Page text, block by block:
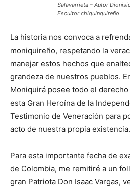
Salavarrieta – Autor
Escultor chiquinquireño
La historia nos convoca a
moniquireño, respetando la
manejar estos hechos que
grandeza de nuestros pueblos.
Moniquirá posee todo el
esta Gran Heroína de la
Testimonio de Veneración para
acto de nuestra propia existencia.
Para esta importante fecha de
de Colombia, me remitiré a un
gran Patriota Don Isaac Vargas,